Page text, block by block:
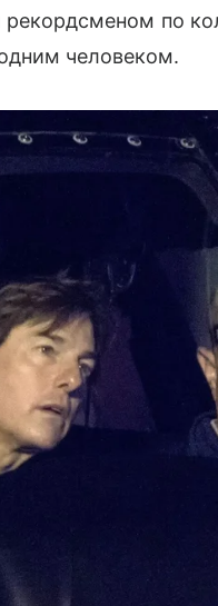
по
человеком.